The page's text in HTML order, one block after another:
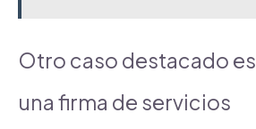
Otro caso destacado
una firma de servicios